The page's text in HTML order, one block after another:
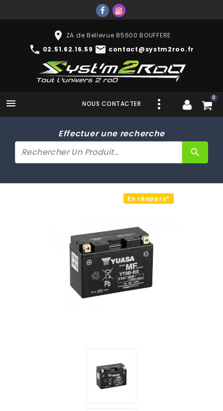
place ZA de Bellevue 85600 BOUFFERE
phone 02.51.62.16.59 mail contact@systm2roo.fr
 0
NOUS CONTACTER
Effectuer une recherche
search
En réappro*